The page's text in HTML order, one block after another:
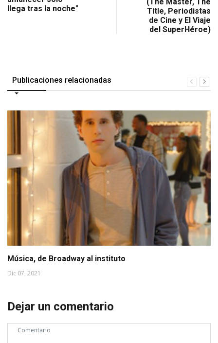
llega tras la noche"
(The Master, The
Title, Periodistas
de Cine y El Viaje
del SuperHéroe)
Publicaciones relacionadas
Música, de Broadway al instituto
Dic 07, 2021
Dejar un comentario